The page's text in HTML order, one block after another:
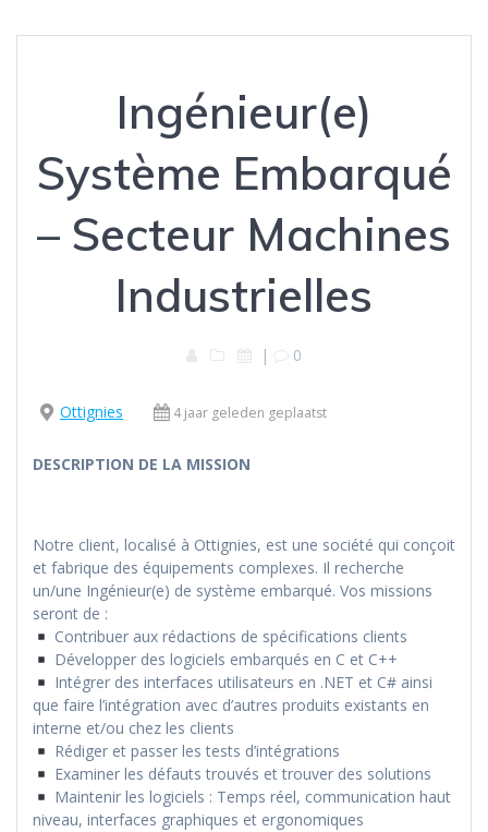
Ingénieur(e)
Système Embarqué
– Secteur Machines
Industrielles
| 0
Ottignies 4 jaar geleden geplaatst
DESCRIPTION DE LA MISSION
Notre client, localisé à Ottignies, est une société qui conçoit
et fabrique des équipements complexes. Il recherche
un/une Ingénieur(e) de système embarqué. Vos missions
seront de :
Contribuer aux rédactions de spécifications clients
Développer des logiciels embarqués en C et C++
Intégrer des interfaces utilisateurs en .NET et C# ainsi
que faire l’intégration avec d’autres produits existants en
interne et/ou chez les clients
Rédiger et passer les tests d’intégrations
Examiner les défauts trouvés et trouver des solutions
Maintenir les logiciels : Temps réel, communication haut
niveau, interfaces graphiques et ergonomiques